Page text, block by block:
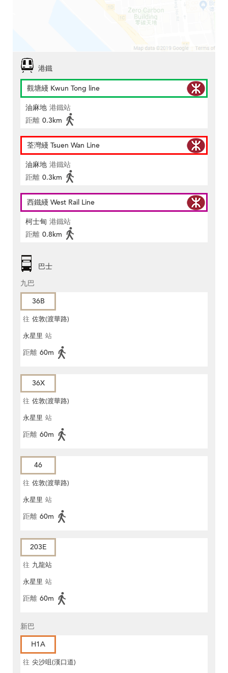
港鐵
觀塘綫 Kwun Tong line
油麻地 港鐵站
距離 0.3km
荃灣綫 Tsuen Wan Line
油麻地 港鐵站
距離 0.3km
西鐵綫 West Rail Line
柯士甸 港鐵站
距離 0.8km
巴士
九巴
36B
往 佐敦(渡華路)
永星里 站
距離 60m
36X
往 佐敦(渡華路)
永星里 站
距離 60m
46
往 佐敦(渡華路)
永星里 站
距離 60m
203E
往 九龍站
永星里 站
距離 60m
新巴
H1A
往 尖沙咀(漢口道)